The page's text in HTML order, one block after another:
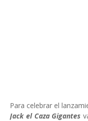
Para celebrar el
Jack el Caza Gigantes